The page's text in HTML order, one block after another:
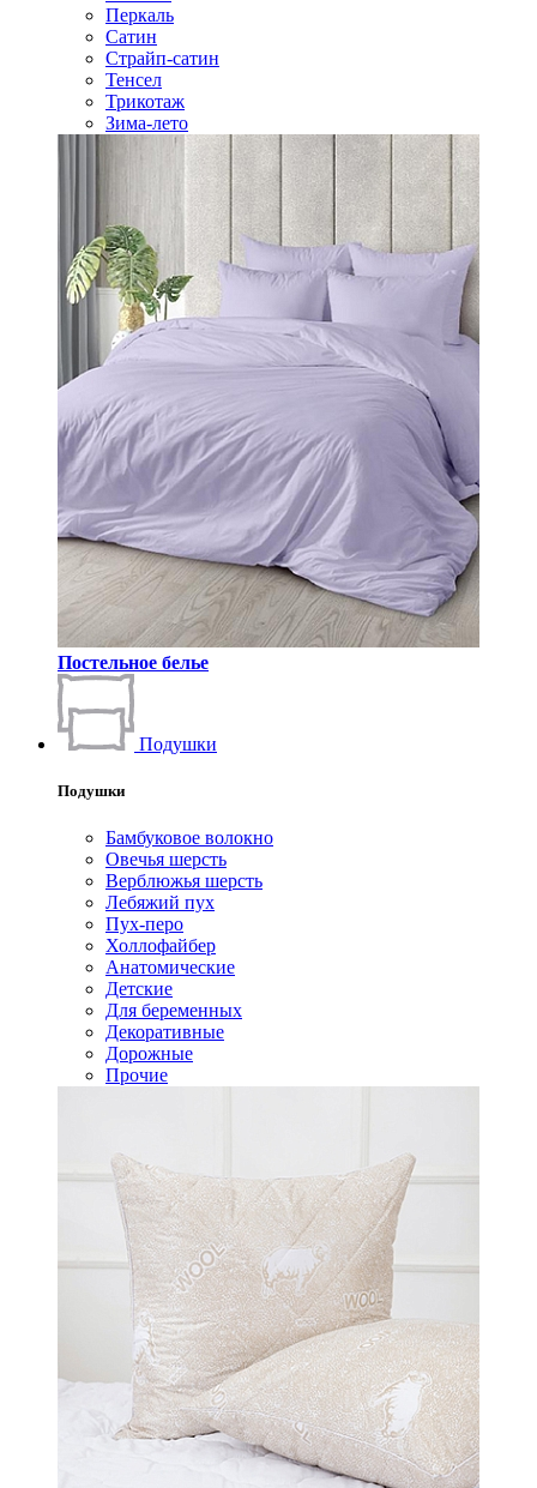
Перкаль
Сатин
Страйп-сатин
Тенсел
Трикотаж
Зима-лето
Постельное белье
Подушки
Подушки
Бамбуковое волокно
Овечья шерсть
Верблюжья шерсть
Лебяжий пух
Пух-перо
Холлофайбер
Анатомические
Детские
Для беременных
Декоративные
Дорожные
Прочие